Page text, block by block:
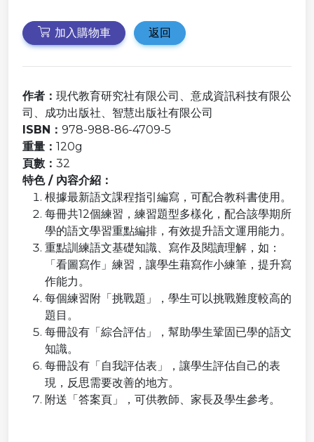
加入購物車 返回
作者： 現代教育研究社有限公司、意成資訊科技有限公
司、成功出版社、智慧出版社有限公司
ISBN： 978-988-86-4709-5
重量： 120g
頁數： 32
特色 / 內容介紹：
根據最新語文課程指引編寫，可配合教科書使用。
每冊共12個練習，練習題型多樣化，配合該學期所
學的語文學習重點編排，有效提升語文運用能力。
重點訓練語文基礎知識、寫作及閱讀理解，如：
「看圖寫作」練習，讓學生藉寫作小練筆，提升寫
作能力。
每個練習附「挑戰題」，學生可以挑戰難度較高的
題目。
每冊設有「綜合評估」，幫助學生鞏固已學的語文
知識。
每冊設有「自我評估表」，讓學生評估自己的表
現，反思需要改善的地方。
附送「答案頁」，可供教師、家長及學生參考。